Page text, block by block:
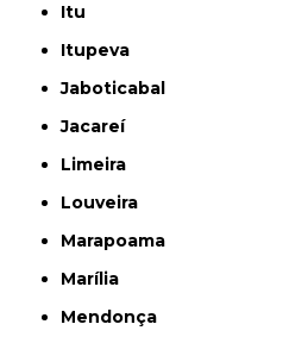
Itu
Itupeva
Jaboticabal
Jacareí
Limeira
Louveira
Marapoama
Marília
Mendonça